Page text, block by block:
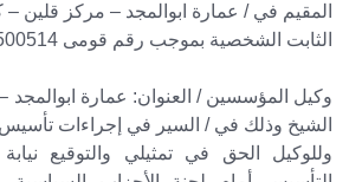
المقيم في / عمارة ابوالمجد – مركز قلين –
الثابت الشخصية بموجب رقم قومى 27907251500514
وكيل المؤسسين / العنوان: عمارة ابوالمجد
الشيخ وذلك في / السير في إجراءات
وللوكيل الحق في تمثيلي والتوقيع